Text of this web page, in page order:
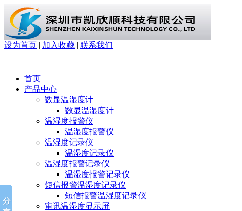
设为首页 | 加入收藏 | 联系我们
首页
产品中心
数显温湿度计
数显温湿度计
温湿度报警仪
温湿度报警仪
温湿度记录仪
温湿度记录仪
温湿度报警记录仪
温湿度报警记录仪
短信报警温湿度记录仪
短信报警温湿度记录仪
审讯温湿度显示屏